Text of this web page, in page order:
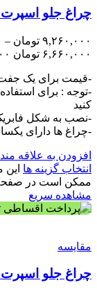
چراغ جلو
۹,۲۶۰,۰۰۰ تومان –
۶,۶۶۰,۰۰۰ تومان through ۹,۲۶۰,۰۰۰ تومان
-قیمت برای یک
-توجه : برای
کنید
-نصب به شکل
-چراغ ها دارای
افزودن به علاقه
انتخاب گزینه ها
ممکن است در
مشاهده سریع
مقایسه
چراغ جلو